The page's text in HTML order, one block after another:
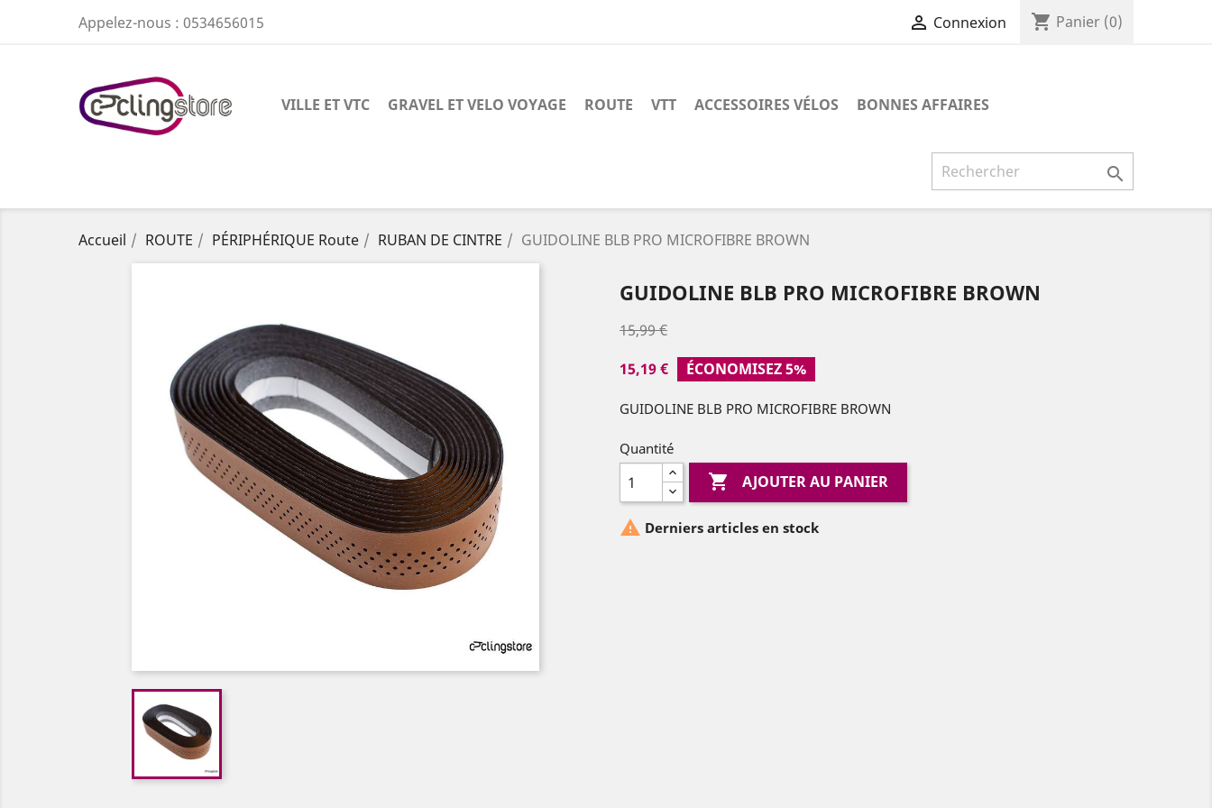
Appelez-nous : 0534656015  Connexion shopping_cart Panier (0)
VILLE ET VTC GRAVEL ET VELO VOYAGE ROUTE VTT ACCESSOIRES VÉLOS BONNES AFFAIRES

Accueil ROUTE PÉRIPHÉRIQUE Route RUBAN DE CINTRE GUIDOLINE BLB PRO MICROFIBRE BROWN
GUIDOLINE BLB PRO MICROFIBRE BROWN
15,99 €
15,19 €
ÉCONOMISEZ 5%
GUIDOLINE BLB PRO MICROFIBRE BROWN
Quantité
 AJOUTER AU PANIER
 Derniers articles en stock